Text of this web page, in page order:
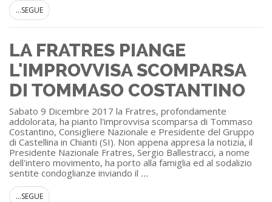
...SEGUE
LA FRATRES PIANGE
L'IMPROVVISA SCOMPARSA
DI TOMMASO COSTANTINO
Sabato 9 Dicembre 2017 la Fratres, profondamente
addolorata, ha pianto l'improvvisa scomparsa di Tommaso
Costantino, Consigliere Nazionale e Presidente del Gruppo
di Castellina in Chianti (SI). Non appena appresa la notizia, il
Presidente Nazionale Fratres, Sergio Ballestracci, a nome
dell'intero movimento, ha porto alla famiglia ed al sodalizio
sentite condoglianze inviando il ...
...SEGUE